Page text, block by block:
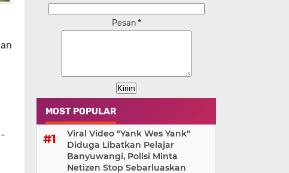
Pesan*
MOST POPULAR
Viral Video "Yank Wes Yank"
Diduga Libatkan Pelajar
Banyuwangi, Polisi Minta
Netizen Stop Sebarluaskan